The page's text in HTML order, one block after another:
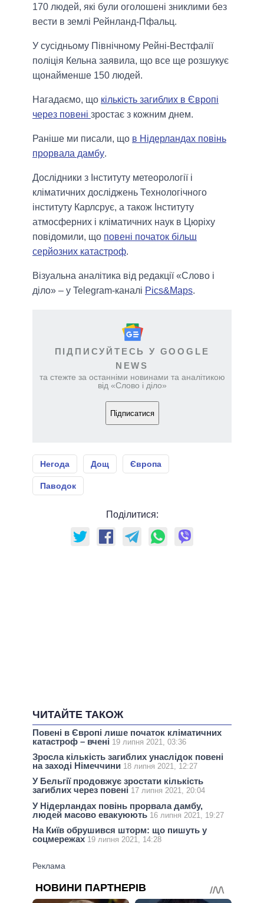
170 людей, які були оголошені зниклими без
вести в землі Рейнланд-Пфальц.
У сусідньому Північному Рейні-Вестфалії
поліція Кельна заявила, що все ще розшукує
щонайменше 150 людей.
Нагадаємо, що кількість загиблих в Європі
через повені зростає з кожним днем.
Раніше ми писали, що в Нідерландах повінь
прорвала дамбу.
Дослідники з Інституту метеорології і
кліматичних досліджень Технологічного
інституту Карлсрує, а також Інституту
атмосферних і кліматичних наук в Цюріху
повідомили, що повені початок більш
серйозних катастроф.
Візуальна аналітика від редакції «Слово і
діло» – у Telegram-каналі Pics&Maps.
ПІДПИСУЙТЕСЬ У GOOGLE
NEWS
та стежте за останніми новинами та аналітикою
від «Слово і діло»
Підписатися
Негода Дощ Європа
Паводок
Поділитися:
ЧИТАЙТЕ ТАКОЖ
Повені в Європі лише початок кліматичних
катастроф – вчені 19 липня 2021, 03:36
Зросла кількість загиблих унаслідок повені
на заході Німеччини 18 липня 2021, 12:27
У Бельгії продовжує зростати кількість
загиблих через повені 17 липня 2021, 20:04
У Нідерландах повінь прорвала дамбу,
людей масово евакуюють 16 липня 2021, 19:27
На Київ обрушився шторм: що пишуть у
соцмережах 19 липня 2021, 14:28